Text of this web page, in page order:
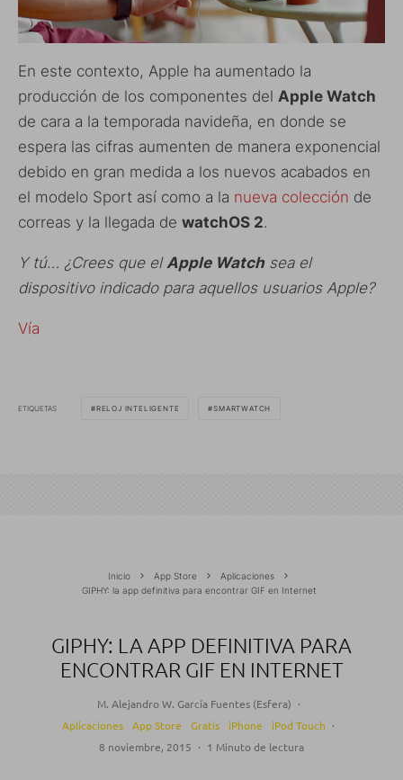
En este contexto, Apple ha aumentado la
producción de los componentes del Apple Watch
de cara a la temporada navideña, en donde se
espera las cifras aumenten de manera exponencial
debido en gran medida a los nuevos acabados en
el modelo Sport así como a la nueva colección de
correas y la llegada de watchOS 2.
Y tú… ¿Crees que elApple Watch sea el
dispositivo indicado para aquellos usuarios Apple?
Vía
ETIQUETAS RELOJ INTELIGENTE SMARTWATCH
Inicio App Store
Aplicaciones
GIPHY: la app definitiva para encontrar GIF en Internet
GIPHY: LA APP DEFINITIVA PARA
ENCONTRAR GIF EN INTERNET
M. Alejandro W. García Fuentes (Esfera) ·
Aplicaciones
App Store Gratis iPhone iPod Touch ·
8 noviembre, 2015 · 1 Minuto de lectura